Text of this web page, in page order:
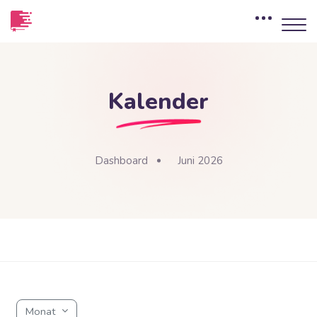
Kalender
Dashboard Juni 2026
Blöcke
Monat